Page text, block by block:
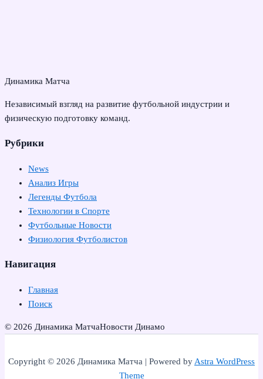
Динамика Матча
Независимый взгляд на развитие футбольной индустрии и
физическую подготовку команд.
Рубрики
News
Анализ Игры
Легенды Футбола
Технологии в Спорте
Футбольные Новости
Физиология Футболистов
Навигация
Главная
Поиск
© 2026 Динамика МатчаНовости Динамо
Copyright © 2026 Динамика Матча | Powered byAstra WordPress
Theme